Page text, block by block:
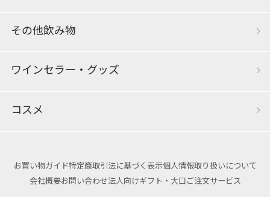
その他飲み物
ワインセラー・グッズ
コスメ
お買い物ガイド特定商取引法に基づく表示個人情報取り扱いについて
会社概要お問い合わせ法人向けギフト・大口ご注文サービス